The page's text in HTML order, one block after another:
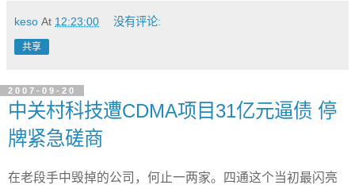
keso At 12:23:00 没有评论:
共享
2007-09-20
中关村科技遭CDMA项目31亿元逼债 停
牌紧急磋商
在老段手中毁掉的公司，何止一两家。四通这个当初最闪亮